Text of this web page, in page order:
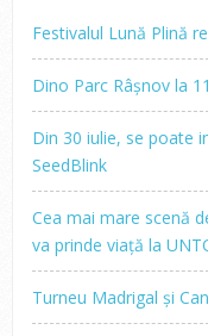
Festivalul Lună Plină
Dino Parc Râșnov la
Din 30 iulie, se poate
SeedBlink
Cea mai mare scenă
va prinde viață la
Turneu Madrigal și